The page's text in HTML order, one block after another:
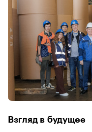
Взгляд в будущее